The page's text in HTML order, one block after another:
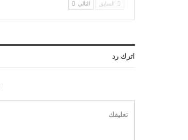
السابق التالي
اترك رد